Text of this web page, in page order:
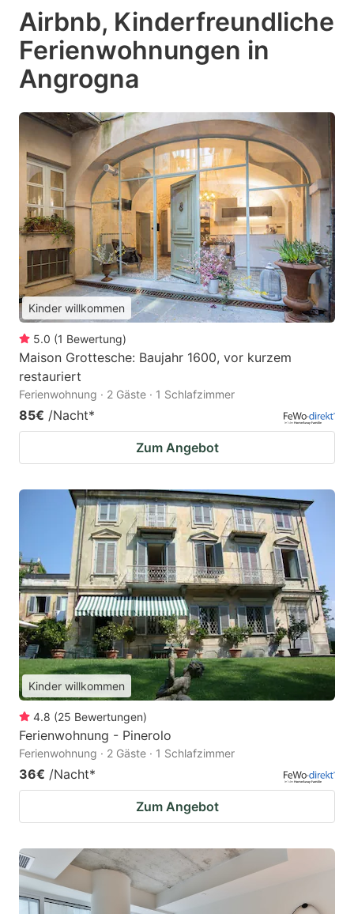
Airbnb, Kinderfreundliche
Ferienwohnungen in
Angrogna
Kinder willkommen
5.0 (1 Bewertung)
Maison Grottesche: Baujahr 1600, vor kurzem
restauriert
Ferienwohnung · 2 Gäste · 1 Schlafzimmer
85€ /Nacht*
Zum Angebot
Kinder willkommen
4.8 (25 Bewertungen)
Ferienwohnung - Pinerolo
Ferienwohnung · 2 Gäste · 1 Schlafzimmer
36€ /Nacht*
Zum Angebot